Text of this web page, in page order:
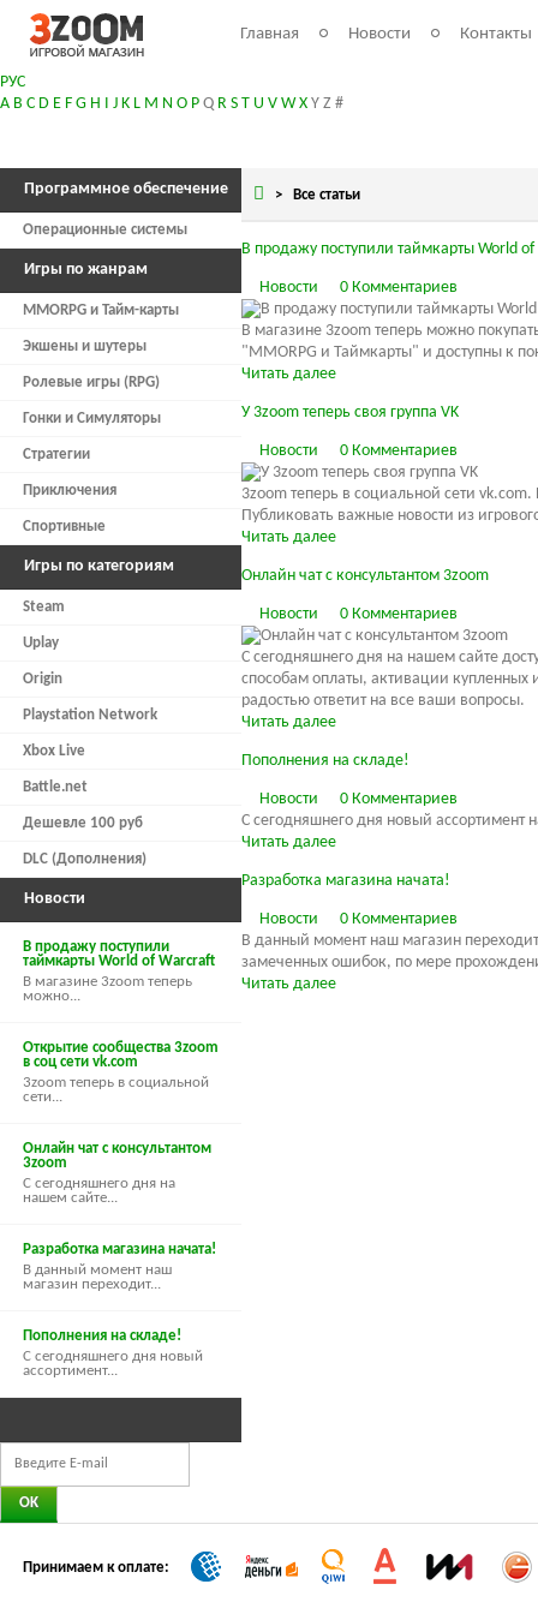
Главная Новости Контакты
РУС
A B C D E F G H I J K L M N O P Q R S T U V W X Y Z #
Программное обеспечение
Операционные системы
Игры по жанрам
MMORPG и Тайм-карты
Экшены и шутеры
Ролевые игры (RPG)
Гонки и Симуляторы
Стратегии
Приключения
Спортивные
Игры по категориям
Steam
Uplay
Origin
Playstation Network
Xbox Live
Battle.net
Дешевле 100 руб
DLC (Дополнения)
Новости
В продажу поступили
таймкарты World of Warcraft
В магазине 3zoom теперь
можно...
Открытие сообщества 3zoom
в соц сети vk.com
3zoom теперь в социальной
сети...
Онлайн чат с консультантом
3zoom
С сегодняшнего дня на
нашем сайте...
Разработка магазина начата!
В данный момент наш
магазин переходит...
Пополнения на складе!
С сегодняшнего дня новый
ассортимент...
> Все статьи
В продажу поступили таймкарты World
Новости 0 Комментариев
В магазине 3zoom теперь можно
"MMORPG и Таймкарты" и доступны к
Читать далее
У 3zoom теперь своя группа VK
Новости 0 Комментариев
3zoom теперь в социальной сети
Публиковать важные новости из
Читать далее
Онлайн чат с консультантом 3zoom
Новости 0 Комментариев
С сегодняшнего дня на нашем сайте
способам оплаты, активации купленных
радостью ответит на все ваши вопросы.
Читать далее
Пополнения на складе!
Новости
0 Комментариев
С сегодняшнего дня новый ассортимент
Читать далее
Разработка магазина начата!
Новости
0 Комментариев
В данный момент наш магазин
замеченных ошибок, по мере
Читать далее
Принимаем к оплате: